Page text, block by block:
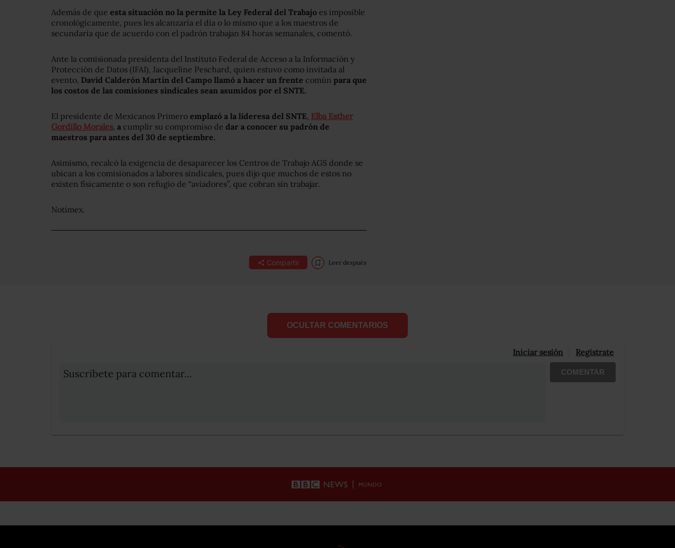
Además de que esta situación no la permite la Ley Federal del Trabajo es imposible
cronológicamente, pues les alcanzaría el día o lo mismo que a los maestros de
secundaria que de acuerdo con el padrón trabajan 84 horas semanales, comentó.
Ante la comisionada presidenta del Instituto Federal de Acceso a la Información y
Protección de Datos (IFAI), Jacqueline Peschard, quien estuvo como invitada al
evento, David Calderón Martín del Campo llamó a hacer un frente común para que
los costos de las comisiones sindicales sean asumidos por el SNTE.
El presidente de Mexicanos Primero emplazó a la lideresa del SNTE, Elba Esther
Gordillo Morales, a cumplir su compromiso de dar a conocer su padrón de
maestros para antes del 30 de septiembre.
Asimismo, recalcó la exigencia de desaparecer los Centros de Trabajo AGS donde se
ubican a los comisionados a labores sindicales, pues dijo que muchos de estos no
existen físicamente o son refugio de “aviadores”, que cobran sin trabajar.
Notimex.
Compartir Leer después
OCULTAR COMENTARIOS
Iniciar sesión Registrate
Suscribete para comentar... COMENTAR